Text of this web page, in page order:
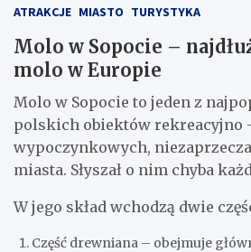
ATRAKCJE MIASTO TURYSTYKA
Molo w Sopocie –
molo w Europie
Molo w Sopocie to jeden z
polskich obiektów rekreacyjno
wypoczynkowych,
miasta. Słyszał o nim chyba
W jego skład wchodzą dwie
Część drewniana – obejmuje